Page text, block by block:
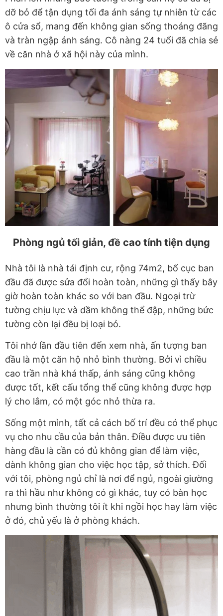
dỡ bỏ để tận dụng tối đa ánh sáng tự nhiên từ các
ô cửa sổ, mang đến không gian sống thoáng đãng
và tràn ngập ánh sáng. Cô nàng 24 tuổi đã chia sẻ
về căn nhà ở xã hội này của mình.
Phòng ngủ tối giản, đề cao tính tiện dụng
Nhà tôi là nhà tái định cư, rộng 74m2, bố cục ban
đầu đã được sửa đổi hoàn toàn, những gì thấy bây
giờ hoàn toàn khác so với ban đầu. Ngoại trừ
tường chịu lực và dầm không thể đập, những bức
tường còn lại đều bị loại bỏ.
Tôi nhớ lần đầu tiên đến xem nhà, ấn tượng ban
đầu là một căn hộ nhỏ bình thường. Bởi vì chiều
cao trần nhà khá thấp, ánh sáng cũng không
được tốt, kết cấu tổng thể cũng không được hợp
lý cho lắm, có một góc nhỏ thừa ra.
Sống một mình, tất cả cách bố trí đều có thể phục
vụ cho nhu cầu của bản thân. Điều được ưu tiên
hàng đầu là cần có đủ không gian để làm việc,
dành không gian cho việc học tập, sở thích. Đối
với tôi, phòng ngủ chỉ là nơi để ngủ, ngoài giường
ra thì hầu như không có gì khác, tuy có bàn học
nhưng bình thường tôi ít khi ngồi học hay làm việc
ở đó, chủ yếu là ở phòng khách.